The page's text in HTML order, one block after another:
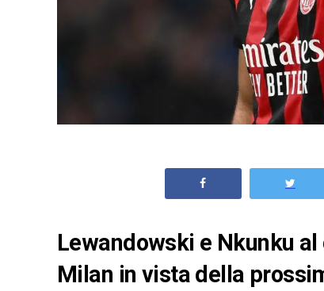
Lewandowski e Nkunku
Milan in vista della